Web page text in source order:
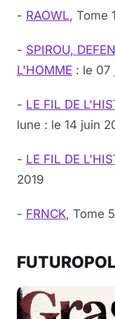
- RAOWL, Tome
- SPIROU,
L'HOMME : le 07
- LE FIL DE
lune : le 14 juin
- LE FIL DE
2019
- FRNCK, Tome